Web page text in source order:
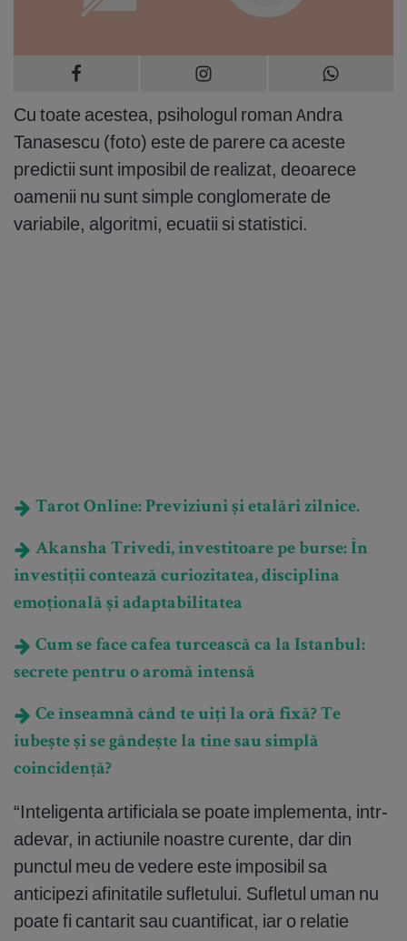
Cu toate acestea, psihologul roman Andra
Tanasescu (foto) este de parere ca aceste
predictii sunt imposibil de realizat, deoarece
oamenii nu sunt simple conglomerate de
variabile, algoritmi, ecuatii si statistici.
Tarot Online: Previziuni și etalări zilnice.
Akansha Trivedi, investitoare pe burse: În
investiții contează curiozitatea, disciplina
emoțională și adaptabilitatea
Cum se face cafea turcească ca la Istanbul:
secrete pentru o aromă intensă
Ce înseamnă când te uiți la oră fixă? Te
iubește și se gândește la tine sau simplă
coincidență?
“Inteligenta artificiala se poate implementa, intr-
adevar, in actiunile noastre curente, dar din
punctul meu de vedere este imposibil sa
anticipezi afinitatile sufletului. Sufletul uman nu
poate fi cantarit sau cuantificat, iar o relatie